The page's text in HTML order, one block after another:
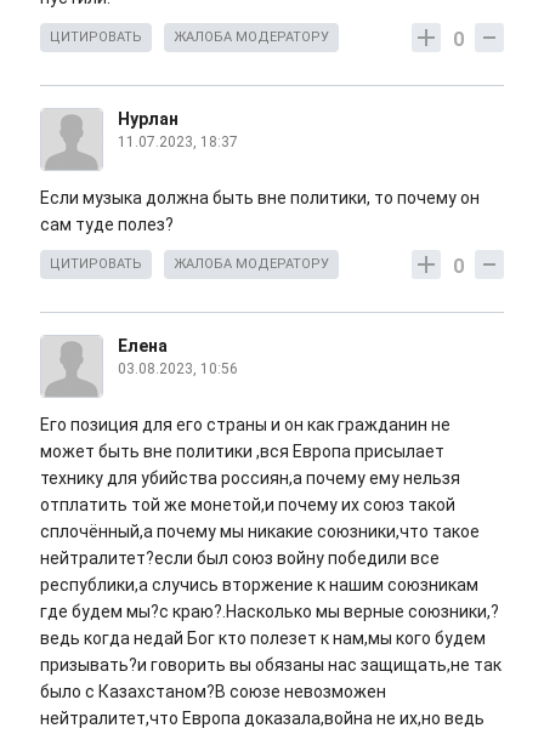
0
ЦИТИРОВАТЬ ЖАЛОБА МОДЕРАТОРУ
Нурлан
11.07.2023, 18:37
Если музыка должна быть вне политики, то почему он
сам туде полез?
0
ЦИТИРОВАТЬ ЖАЛОБА МОДЕРАТОРУ
Елена
03.08.2023, 10:56
Его позиция для его страны и он как гражданин не
может быть вне политики ,вся Европа присылает
технику для убийства россиян,а почему ему нельзя
отплатить той же монетой,и почему их союз такой
сплочённый,а почему мы никакие союзники,что такое
нейтралитет?если был союз войну победили все
республики,а случись вторжение к нашим союзникам
где будем мы?с краю?.Насколько мы верные союзники,?
ведь когда недай Бог кто полезет к нам,мы кого будем
призывать?и говорить вы обязаны нас защищать,не так
было с Казахстаном?В союзе невозможен
нейтралитет,что Европа доказала,война не их,но ведь